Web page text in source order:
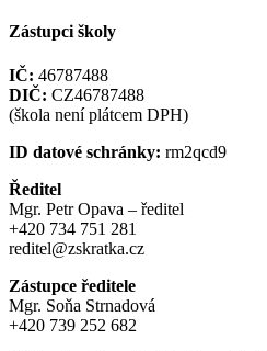
Zástupci školy
IČ: 46787488
DIČ: CZ46787488
(škola není plátcem DPH)
ID datové schránky: rm2qcd9
Ředitel
Mgr. Petr Opava – ředitel
+420 734 751 281
reditel@zskratka.cz
Zástupce ředitele
Mgr. Soňa Strnadová
+420 739 252 682